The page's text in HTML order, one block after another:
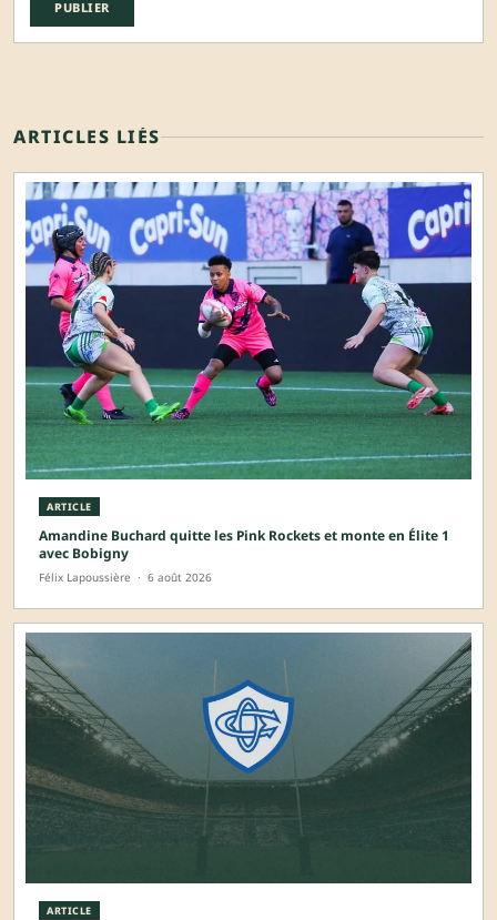
ARTICLES LIÉS
ARTICLE
Amandine Buchard quitte les Pink Rockets et monte en Élite 1
avec Bobigny
Félix Lapoussière · 6 août 2026
ARTICLE